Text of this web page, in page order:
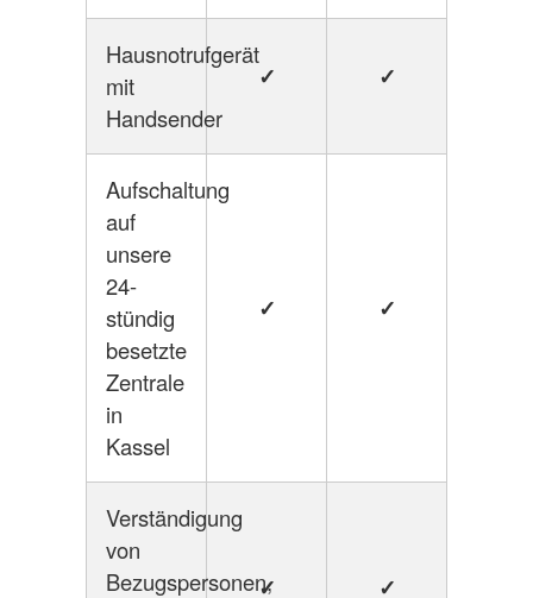
Hausnotrufgerät
mit
Handsender
✓ ✓
Aufschaltung
auf
unsere
24-
stündig
besetzte
Zentrale
in
Kassel
✓ ✓
Verständigung
von
Bezugspersonen,
✓ ✓